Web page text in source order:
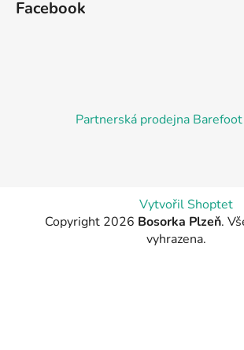
Facebook
Partnerská prodejna
Vytvořil Shoptet
Copyright 2026 Bosorka Plzeň.
vyhrazena.